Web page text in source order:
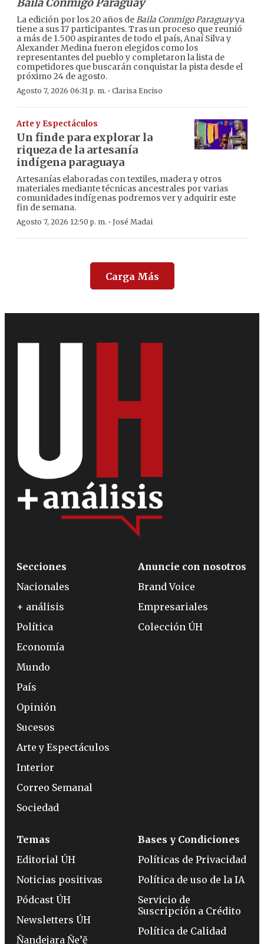
Baila Conmigo Paraguay
La edición por los 20 años deBaila Conmigo Paraguayya
tiene a sus 17 participantes. Tras un proceso que reunió
a más de 1.500 aspirantes de todo el país, Anaí Silva y
Alexander Medina fueron elegidos como los
representantes del pueblo y completaron la lista de
competidores que buscarán conquistar la pista desde el
próximo 24 de agosto.
Agosto 7, 2026 06:31 p. m. · Clarisa Enciso
Arte y Espectáculos
Un finde para explorar la
riqueza de la artesanía
indígena paraguaya
Artesanías elaboradas con textiles, madera y otros
materiales mediante técnicas ancestrales por varias
comunidades indígenas podremos ver y adquirir este
fin de semana.
Agosto 7, 2026 12:50 p. m. · José Madai
Carga Más
Secciones
Nacionales
+ análisis
Política
Economía
Mundo
País
Opinión
Sucesos
Arte y Espectáculos
Interior
Correo Semanal
Sociedad
Anuncie con nosotros
Brand Voice
Empresariales
Colección ÚH
Temas
Editorial ÚH
Noticias positivas
Pódcast ÚH
Newsletters ÚH
Ñandejara Ñe’ẽ
Bases y Condiciones
Políticas de Privacidad
Política de uso de la IA
Servicio de
Suscripción a Crédito
Política de Calidad